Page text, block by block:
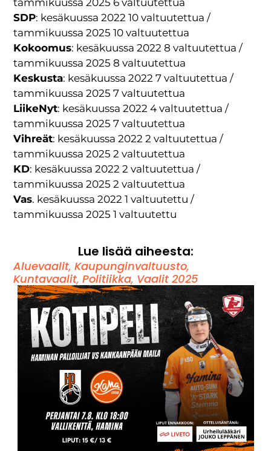
SDP: kesäkuussa 2022 10 valtuutettua /
tammikuussa 2025 10 valtuutettua
Kokoomus: kesäkuussa 2022 8 valtuutettua /
tammikuussa 2025 8 valtuutettua
Keskusta: kesäkuussa 2022 7 valtuutettua /
tammikuussa 2025 7 valtuutettua
LiikeNyt: kesäkuussa 2022 4 valtuutettua /
tammikuussa 2025 7 valtuutettua
Vihreät: kesäkuussa 2022 2 valtuutettua /
tammikuussa 2025 2 valtuutettua
KD: kesäkuussa 2022 2 valtuutettua /
tammikuussa 2025 2 valtuutettua
Vas. kesäkuussa 2022 1 valtuutettu /
tammikuussa 2025 1 valtuutettu
Lue lisää aiheesta:
Aluevaalit,Kaupunginvaltuusto,
Kuntavaalit,Politiikka, Vaalit 2025